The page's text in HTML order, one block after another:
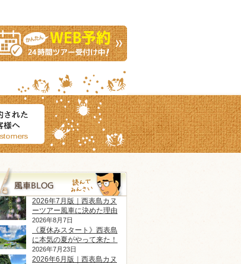
2026年7月版｜西表島カヌ
ーツアー風車に決めた理由
2026年8月7日
《夏休みスタート》西表島
に本気の夏がやって来た！
2026年7月23日
2026年6月版｜西表島カヌ